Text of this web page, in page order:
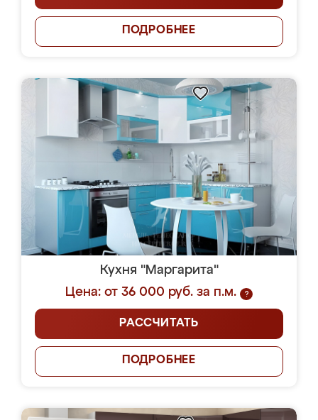
ПОДРОБНЕЕ
Кухня "Маргарита"
Цена: от 36 000 руб. за п.м.
?
РАССЧИТАТЬ
ПОДРОБНЕЕ